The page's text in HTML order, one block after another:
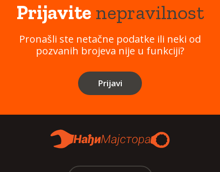
Prijavitenepravilnost
Pronašli ste netačne podatke ili neki od
pozvanih brojeva nije u funkciji?
Prijavi